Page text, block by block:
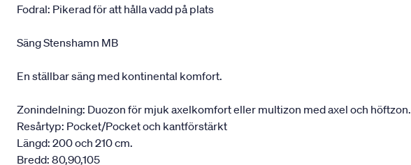
Fodral: Pikerad för att hålla vadd på plats
Säng Stenshamn MB
En ställbar säng med kontinental komfort.
Zonindelning: Duozon för mjuk axelkomfort eller multizon med axel och höftzon.
Resårtyp: Pocket/Pocket och kantförstärkt
Längd: 200 och 210 cm.
Bredd: 80,90,105